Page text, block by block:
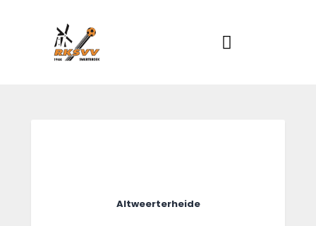
Actueel
Teams
Altweerterheide